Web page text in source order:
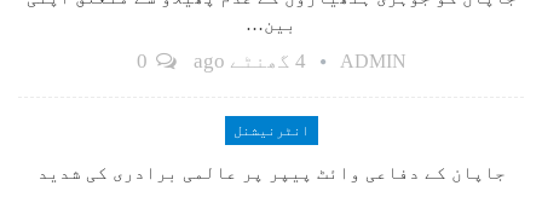
بین…
ADMIN 4 گھنٹے ago
انٹرنیشنل
جاپان کے دفاعی وائٹ پیپر پر عالمی برادری کی شدید